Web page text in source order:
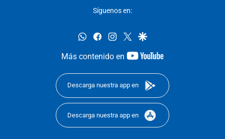
Síguenos en:
whatsappfacebookinstagram
twittergoogle
Más contenido en
youtube-
Descarga nuestra app en
Descarga nuestra app en